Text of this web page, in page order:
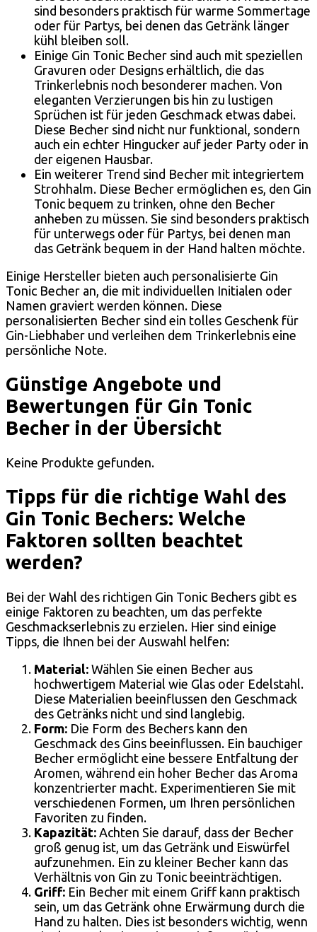
sind besonders praktisch für warme Sommertage
oder für Partys, bei denen das Getränk länger
kühl bleiben soll.
Einige Gin Tonic Becher sind auch mit speziellen
Gravuren oder Designs erhältlich, die das
Trinkerlebnis noch besonderer machen. Von
eleganten Verzierungen bis hin zu lustigen
Sprüchen ist für jeden Geschmack etwas dabei.
Diese Becher sind nicht nur funktional, sondern
auch ein echter Hingucker auf jeder Party oder in
der eigenen Hausbar.
Ein weiterer Trend sind Becher mit integriertem
Strohhalm. Diese Becher ermöglichen es, den Gin
Tonic bequem zu trinken, ohne den Becher
anheben zu müssen. Sie sind besonders praktisch
für unterwegs oder für Partys, bei denen man
das Getränk bequem in der Hand halten möchte.
Einige Hersteller bieten auch personalisierte Gin
Tonic Becher an, die mit individuellen Initialen oder
Namen graviert werden können. Diese
personalisierten Becher sind ein tolles Geschenk für
Gin-Liebhaber und verleihen dem Trinkerlebnis eine
persönliche Note.
Günstige Angebote und
Bewertungen für Gin Tonic
Becher in der Übersicht
Keine Produkte gefunden.
Tipps für die richtige Wahl des
Gin Tonic Bechers: Welche
Faktoren sollten beachtet
werden?
Bei der Wahl des richtigen Gin Tonic Bechers gibt es
einige Faktoren zu beachten, um das perfekte
Geschmackserlebnis zu erzielen. Hier sind einige
Tipps, die Ihnen bei der Auswahl helfen:
Material: Wählen Sie einen Becher aus
hochwertigem Material wie Glas oder Edelstahl.
Diese Materialien beeinflussen den Geschmack
des Getränks nicht und sind langlebig.
Form: Die Form des Bechers kann den
Geschmack des Gins beeinflussen. Ein bauchiger
Becher ermöglicht eine bessere Entfaltung der
Aromen, während ein hoher Becher das Aroma
konzentrierter macht. Experimentieren Sie mit
verschiedenen Formen, um Ihren persönlichen
Favoriten zu finden.
Kapazität: Achten Sie darauf, dass der Becher
groß genug ist, um das Getränk und Eiswürfel
aufzunehmen. Ein zu kleiner Becher kann das
Verhältnis von Gin zu Tonic beeinträchtigen.
Griff: Ein Becher mit einem Griff kann praktisch
sein, um das Getränk ohne Erwärmung durch die
Hand zu halten. Dies ist besonders wichtig, wenn